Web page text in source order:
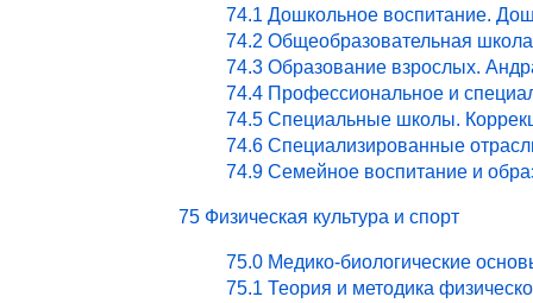
74.1 Дошкольное воспитание.
74.2 Общеобразовательная
74.3 Образование взрослых.
74.4 Профессиональное и
74.5 Специальные школы.
74.6 Специализированные
74.9 Семейное воспитание и
75 Физическая культура и спорт
75.0 Медико-биологические
75.1 Теория и методика